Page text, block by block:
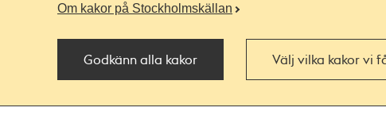
Om kakor på Stockholmskällan
Godkänn alla kakor Välj vilka kakor vi